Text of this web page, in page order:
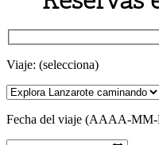
Viaje: (selecciona)
Fecha del viaje (AAAA-